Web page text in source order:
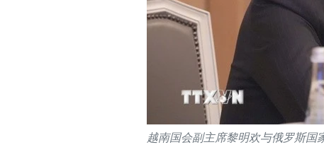
越南国会副主席黎明欢与俄罗斯国